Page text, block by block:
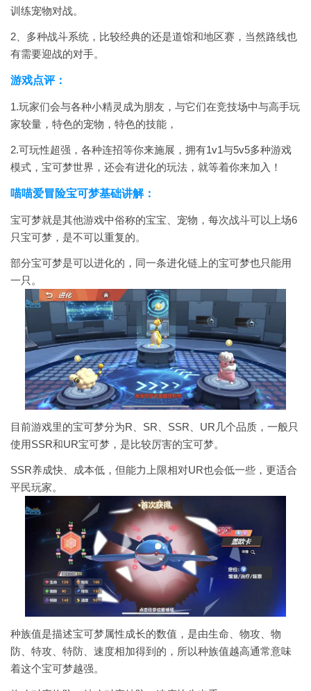
训练宠物对战。
2、多种战斗系统，比较经典的还是道馆和地区赛，当然路线也
有需要迎战的对手。
游戏点评：
1.玩家们会与各种小精灵成为朋友，与它们在竞技场中与高手玩
家较量，特色的宠物，特色的技能，
2.可玩性超强，各种连招等你来施展，拥有1v1与5v5多种游戏
模式，宝可梦世界，还会有进化的玩法，就等着你来加入！
喵喵爱冒险宝可梦基础讲解：
宝可梦就是其他游戏中俗称的宝宝、宠物，每次战斗可以上场6
只宝可梦，是不可以重复的。
部分宝可梦是可以进化的，同一条进化链上的宝可梦也只能用
一只。
目前游戏里的宝可梦分为R、SR、SSR、UR几个品质，一般只
使用SSR和UR宝可梦，是比较厉害的宝可梦。
SSR养成快、成本低，但能力上限相对UR也会低一些，更适合
平民玩家。
种族值是描述宝可梦属性成长的数值，是由生命、物攻、物
防、特攻、特防、速度相加得到的，所以种族值越高通常意味
着这个宝可梦越强。